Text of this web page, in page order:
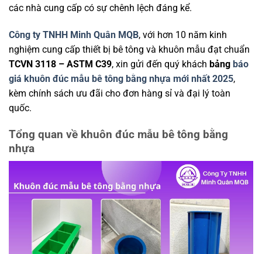
các nhà cung cấp có sự chênh lệch đáng kể.
Công ty TNHH Minh Quân MQB, với hơn 10 năm kinh
nghiệm cung cấp thiết bị bê tông và khuôn mẫu đạt chuẩn
TCVN 3118 – ASTM C39, xin gửi đến quý khách bảng báo
giá khuôn đúc mẫu bê tông bằng nhựa mới nhất 2025,
kèm chính sách ưu đãi cho đơn hàng sỉ và đại lý toàn
quốc.
Tổng quan về khuôn đúc mẫu bê tông bằng
nhựa